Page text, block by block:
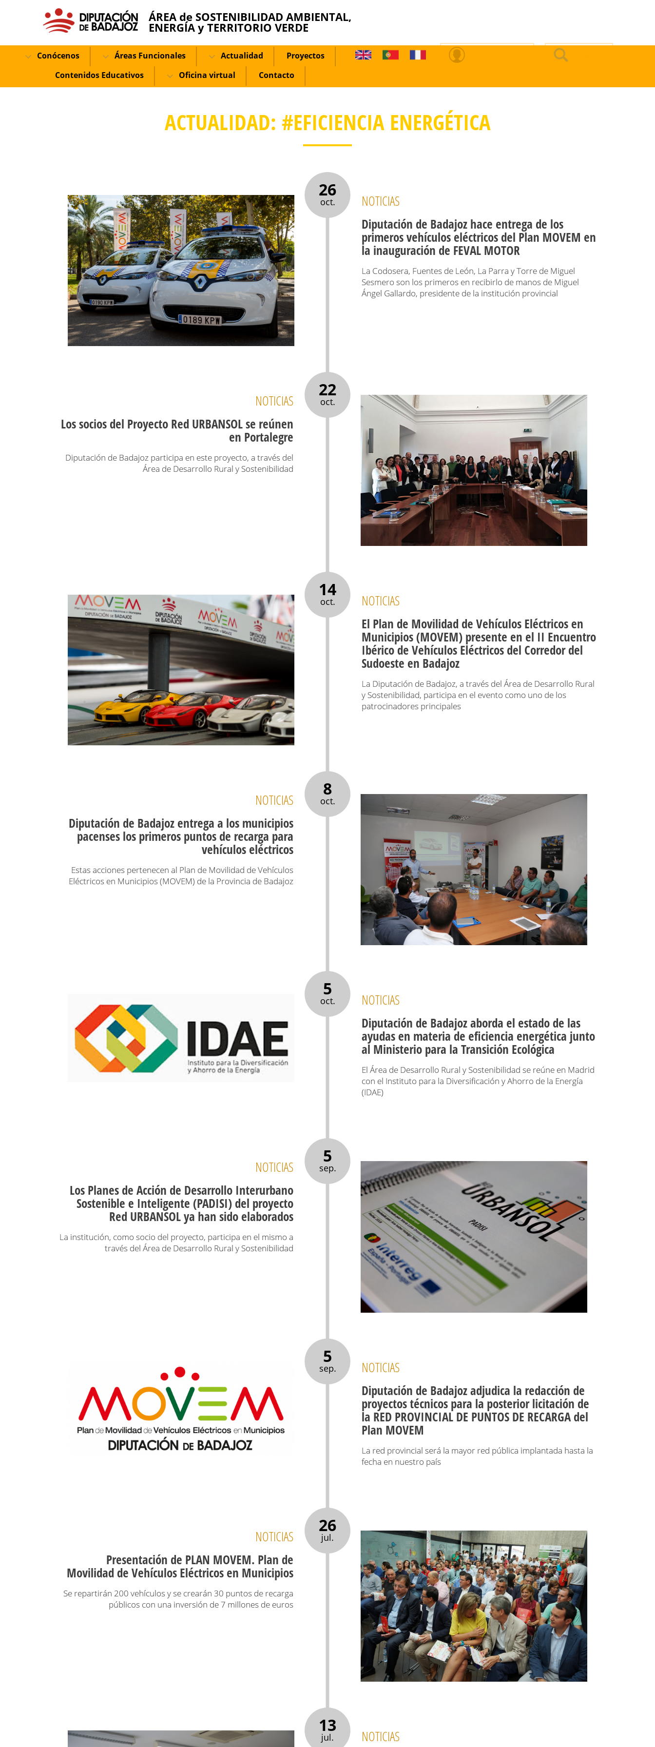
ÁREA de SOSTENIBILIDAD AMBIENTAL,
ENERGÍA y TERRITORIO VERDE
Conócenos Áreas Funcionales Actualidad
Proyectos
Contenidos Educativos
Oficina virtual Contacto
ACTUALIDAD: #EFICIENCIA ENERGÉTICA
26
oct. NOTICIAS
Diputación de Badajoz hace entrega de los
primeros vehículos eléctricos del Plan MOVEM en
la inauguración de FEVAL MOTOR
La Codosera, Fuentes de León, La Parra y Torre de Miguel
Sesmero son los primeros en recibirlo de manos de Miguel
Ángel Gallardo, presidente de la institución provincial
22
oct.
NOTICIAS
Los socios del Proyecto Red URBANSOL se reúnen
en Portalegre
Diputación de Badajoz participa en este proyecto, a través del
Área de Desarrollo Rural y Sostenibilidad
14
oct. NOTICIAS
El Plan de Movilidad de Vehículos Eléctricos en
Municipios (MOVEM) presente en el II Encuentro
Ibérico de Vehículos Eléctricos del Corredor del
Sudoeste en Badajoz
La Diputación de Badajoz, a través del Área de Desarrollo Rural
y Sostenibilidad, participa en el evento como uno de los
patrocinadores principales
8
oct.
NOTICIAS
Diputación de Badajoz entrega a los municipios
pacenses los primeros puntos de recarga para
vehículos eléctricos
Estas acciones pertenecen al Plan de Movilidad de Vehículos
Eléctricos en Municipios (MOVEM) de la Provincia de Badajoz
5
oct. NOTICIAS
Diputación de Badajoz aborda el estado de las
ayudas en materia de eficiencia energética junto
al Ministerio para la Transición Ecológica
El Área de Desarrollo Rural y Sostenibilidad se reúne en Madrid
con el Instituto para la Diversificación y Ahorro de la Energía
(IDAE)
5
sep.
NOTICIAS
Los Planes de Acción de Desarrollo Interurbano
Sostenible e Inteligente (PADISI) del proyecto
Red URBANSOL ya han sido elaborados
La institución, como socio del proyecto, participa en el mismo a
través del Área de Desarrollo Rural y Sostenibilidad
5
sep. NOTICIAS
Diputación de Badajoz adjudica la redacción de
proyectos técnicos para la posterior licitación de
la RED PROVINCIAL DE PUNTOS DE RECARGA del
Plan MOVEM
La red provincial será la mayor red pública implantada hasta la
fecha en nuestro país
26
jul.
NOTICIAS
Presentación de PLAN MOVEM. Plan de
Movilidad de Vehículos Eléctricos en Municipios
Se repartirán 200 vehículos y se crearán 30 puntos de recarga
públicos con una inversión de 7 millones de euros
13
jul. NOTICIAS